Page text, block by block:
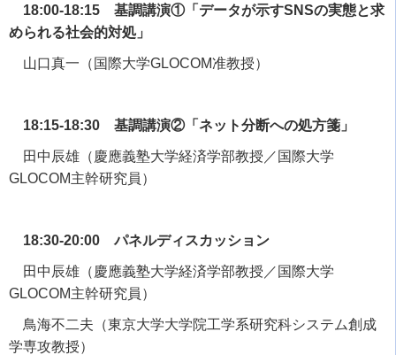
18:00-18:15 基調講演①「データが示すSNSの実態と求
められる社会的対処」
山口真一（国際大学GLOCOM准教授）
18:15-18:30 基調講演②「ネット分断への処方箋」
田中辰雄（慶應義塾大学経済学部教授／国際大学
GLOCOM主幹研究員）
18:30-20:00 パネルディスカッション
田中辰雄（慶應義塾大学経済学部教授／国際大学
GLOCOM主幹研究員）
鳥海不二夫（東京大学大学院工学系研究科システム創成
学専攻教授）